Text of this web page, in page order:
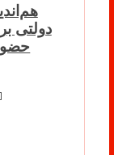
دولتی